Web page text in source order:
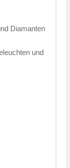
Diamanten
und